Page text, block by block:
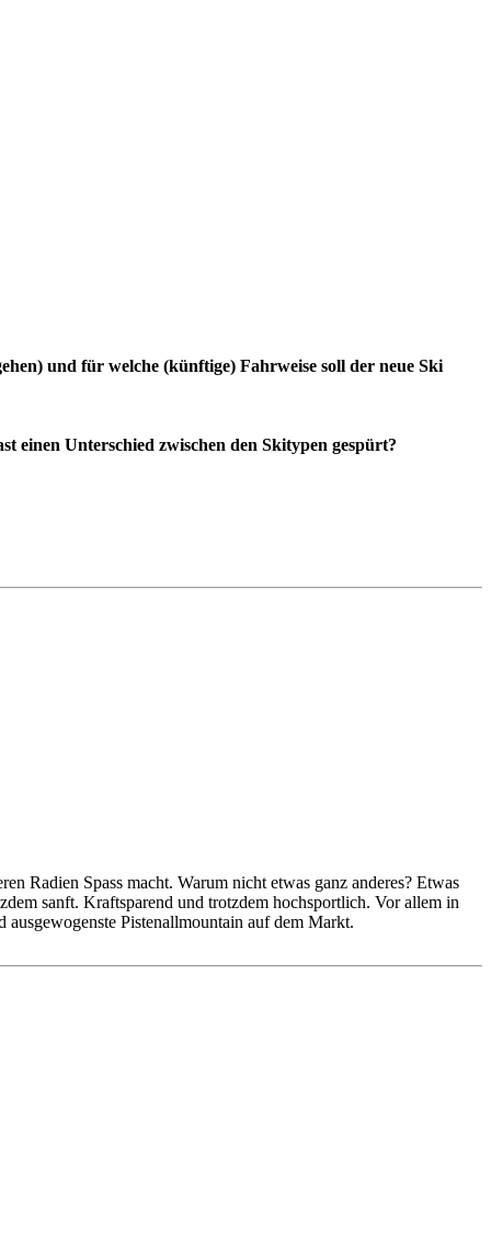
und für welche (künftige) Fahrweise soll der neue Ski
einen Unterschied zwischen den Skitypen gespürt?
Radien Spass macht. Warum nicht etwas ganz anderes? Etwas
sanft. Kraftsparend und trotzdem hochsportlich. Vor allem in
Pistenallmountain auf dem Markt.